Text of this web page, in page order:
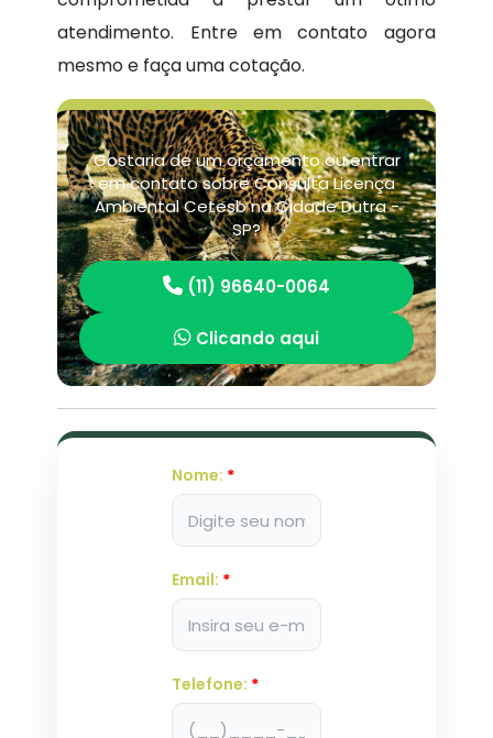
atendimento. Entre em contato agora
mesmo e faça uma cotação.
Gostaria de um orçamento ou entrar
em contato sobre Consulta Licença
Ambiental Cetesb na Cidade Dutra -
SP?
(11) 96640-0064
Clicando aqui
Nome: *
Email: *
Telefone: *